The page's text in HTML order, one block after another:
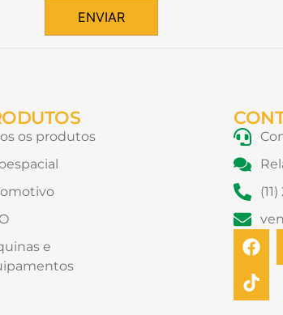
ENVIAR
os produtos
e
F
a
c
e
T
i
k
t